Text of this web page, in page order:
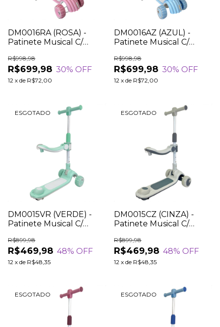
DM0016RA (ROSA) -
Patinete Musical C/
R$699,98
R$998,98
30% OFF
12 x de R$72,00
DM0016AZ (AZUL) -
Patinete Musical C/
R$699,98
R$998,98
30% OFF
12 x de R$72,00
ESGOTADO
DM0015VR (VERDE) -
Patinete Musical C/
R$469,98
R$899,98
48% OFF
12 x de R$48,35
ESGOTADO
DM0015CZ (CINZA) -
Patinete Musical C/
R$469,98
R$899,98
48% OFF
12 x de R$48,35
ESGOTADO ESGOTADO